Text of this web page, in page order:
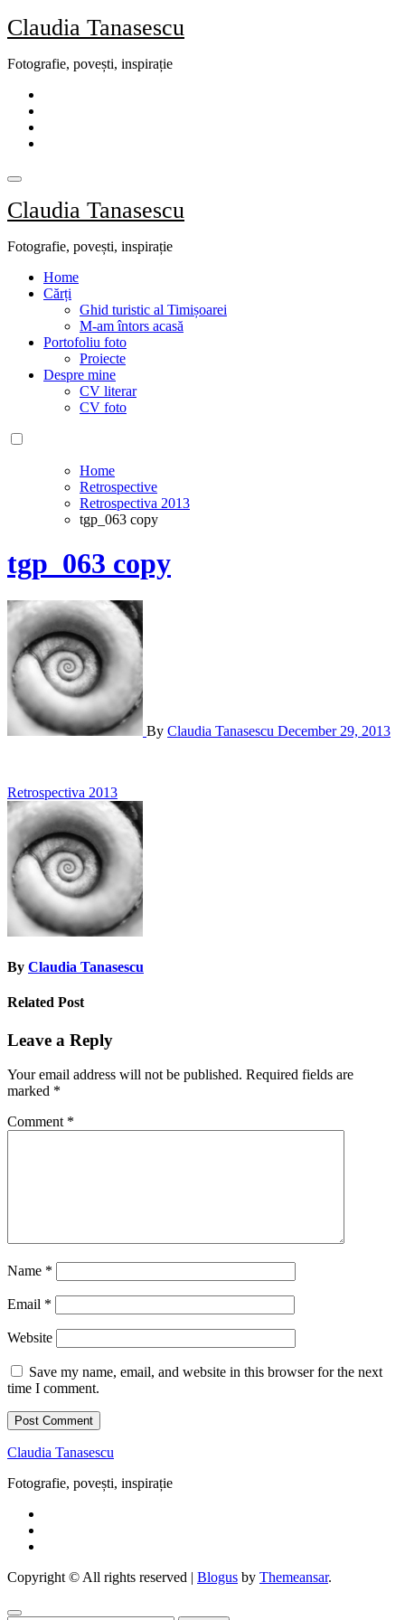
Skip
to
Claudia Tanasescu
Fotografie, povești, inspirație
Claudia Tanasescu
Fotografie, povești, inspirație
Home
Cărți
Ghid turistic al Timișoarei
M-am întors acasă
Portofoliu foto
Proiecte
Despre mine
CV literar
CV foto
Home
Retrospective
Retrospectiva 2013
tgp_063 copy
tgp_063 copy
By Claudia Tanasescu December 29, 2013
Post
navigation
Retrospectiva 2013
By Claudia Tanasescu
Related Post
Leave a Reply
Your email address will not be published. Required fields are
marked *
Comment *
Name *
Email *
Website
Save my name, email, and website in this browser for the next
time I comment.
Claudia Tanasescu
Fotografie, povești, inspirație
Copyright © All rights reserved | Blogus by Themeansar.